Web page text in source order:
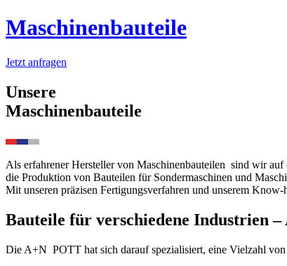
Maschinenbauteile
Jetzt anfragen
Unsere
Maschinenbauteile
Als erfahrener Hersteller von Maschinenbauteilen sind wir
die Produktion von Bauteilen für Sondermaschinen und
Mit unseren präzisen Fertigungsverfahren und unserem
Bauteile für verschiedene Industrien –
Die A+N POTT hat sich darauf spezialisiert, eine Vielzahl